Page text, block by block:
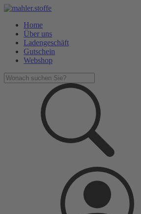
Home
Über uns
Ladengeschäft
Gutschein
Webshop